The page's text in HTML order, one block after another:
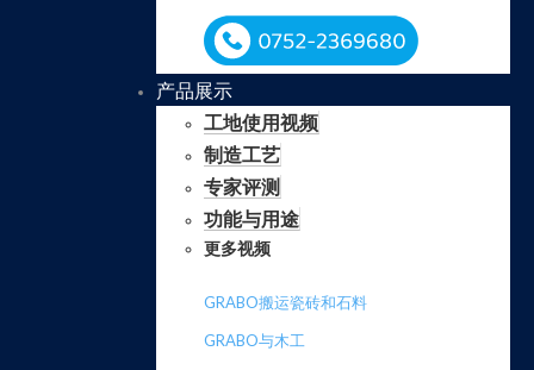
产品展示
工地使用视频
制造工艺
专家评测
功能与用途
更多视频
GRABO搬运瓷砖和石料
GRABO与木工